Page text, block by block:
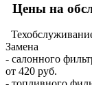
Цены на
Замена
- салонного
от 420 руб.